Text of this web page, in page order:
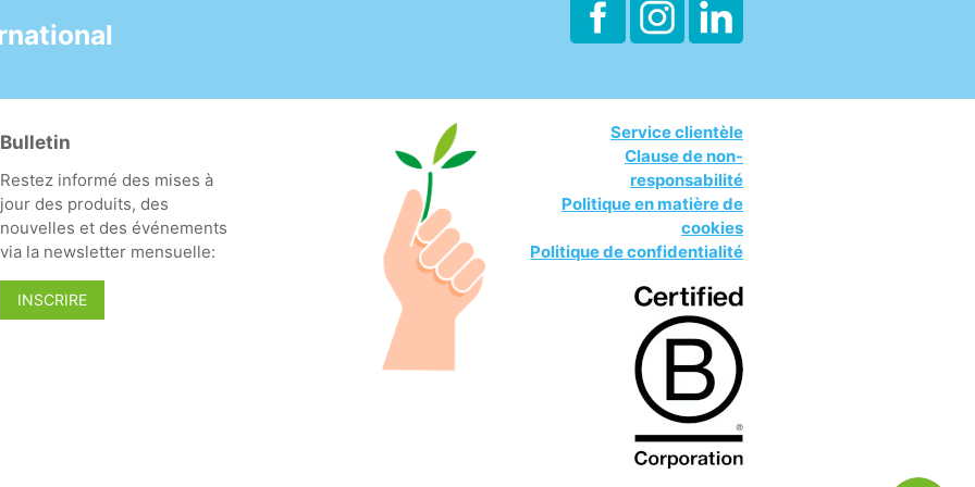
à l'emballage 100 %
sans plastique et au
réutilisable.
jusqu'à 99 % de CO2
lors du transport, 99 %
d'espace de stockage
et garantit un dosage
sûr et précis à tout
moment grâce à la
présentation en
comprimés.
Bulletin
Restez informé des mises à
jour des produits, des
nouvelles et des événements
via la newsletter mensuelle:
INSCRIRE
Service clientèle
Clause de non-
responsabilité
Politique en matière de
cookies
Politique de confidentialité